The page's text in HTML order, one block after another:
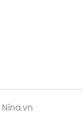
Nina.vn